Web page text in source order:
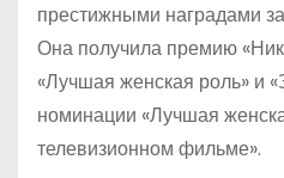
престижными наградами
Она получила премию
«Лучшая женская роль» и
номинации «Лучшая
телевизионном фильме».